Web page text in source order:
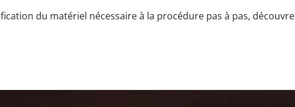
du matériel nécessaire à la procédure pas à pas,